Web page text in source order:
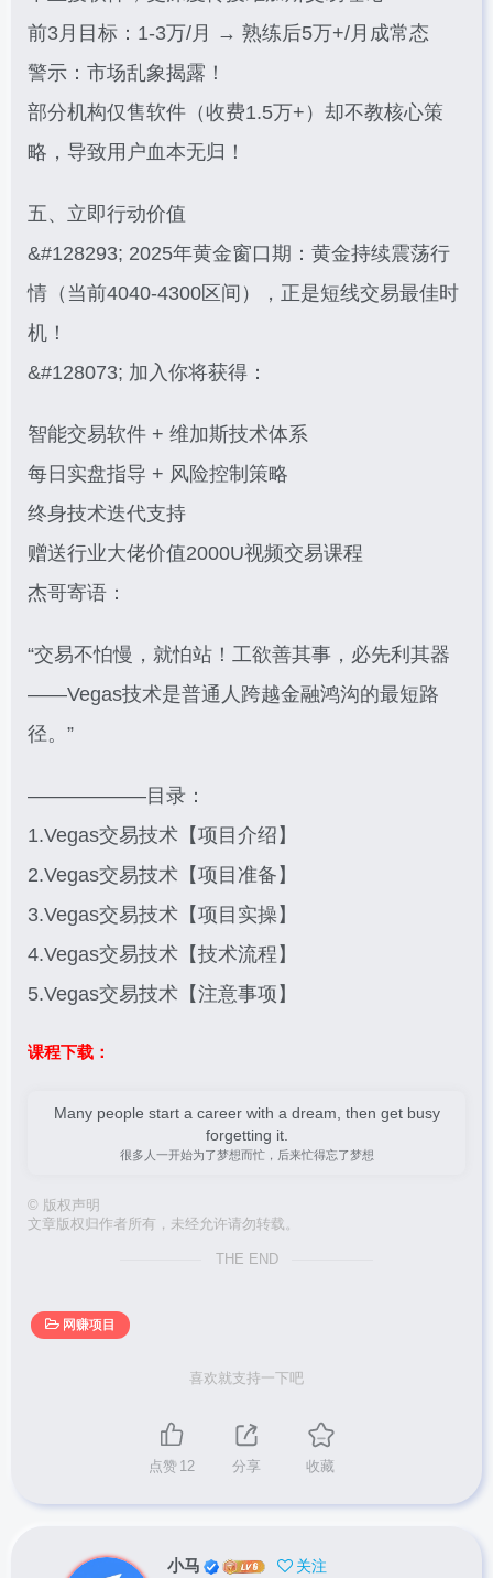
前3月目标：1-3万/月 → 熟练后5万+/月成常态
警示：市场乱象揭露！
部分机构仅售软件（收费1.5万+）却不教核心策
略，导致用户血本无归！
五、立即行动价值
&#128293; 2025年黄金窗口期：黄金持续震荡行
情（当前4040-4300区间），正是短线交易最佳时
机！
&#128073; 加入你将获得：
智能交易软件 + 维加斯技术体系
每日实盘指导 + 风险控制策略
终身技术迭代支持
赠送行业大佬价值2000U视频交易课程
杰哥寄语：
“交易不怕慢，就怕站！工欲善其事，必先利其器
——Vegas技术是普通人跨越金融鸿沟的最短路
径。”
——————目录：
1.Vegas交易技术【项目介绍】
2.Vegas交易技术【项目准备】
3.Vegas交易技术【项目实操】
4.Vegas交易技术【技术流程】
5.Vegas交易技术【注意事项】
课程下载：
Many people start a career with a dream, then get busy
forgetting it.
很多人一开始为了梦想而忙，后来忙得忘了梦想
© 版权声明
文章版权归作者所有，未经允许请勿转载。
THE END
网赚项目
喜欢就支持一下吧
点赞 12 分享 收藏
小马 关注